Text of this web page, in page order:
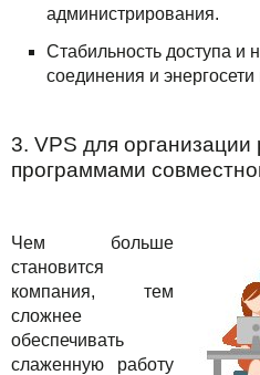
администрирования.
Стабильность доступа и
соединения и
3. VPS для организации
программами
Чем больше
становится
компания, тем
сложнее
обеспечивать
слаженную работу